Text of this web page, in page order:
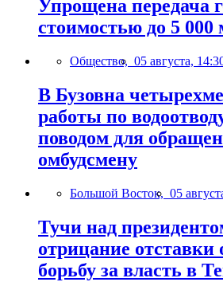
Упрощена передача
стоимостью до 5 000
Общество, 05 августа,
В Бузовна
работы по
поводом для
омбудсмену
Большой Восток, 05
Тучи над
отрицание отставки
борьбу за власть в